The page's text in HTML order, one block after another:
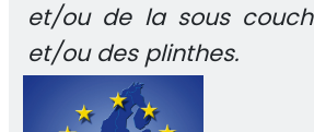
et/ou de la sous
et/ou des plinthes.